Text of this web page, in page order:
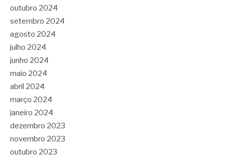
outubro 2024
setembro 2024
agosto 2024
julho 2024
junho 2024
maio 2024
abril 2024
março 2024
janeiro 2024
dezembro 2023
novembro 2023
outubro 2023